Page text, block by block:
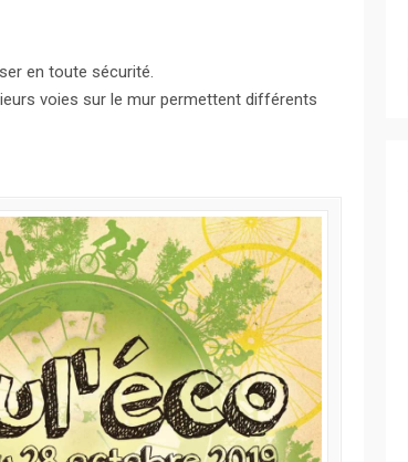
en toute sécurité.
voies sur le mur permettent différents